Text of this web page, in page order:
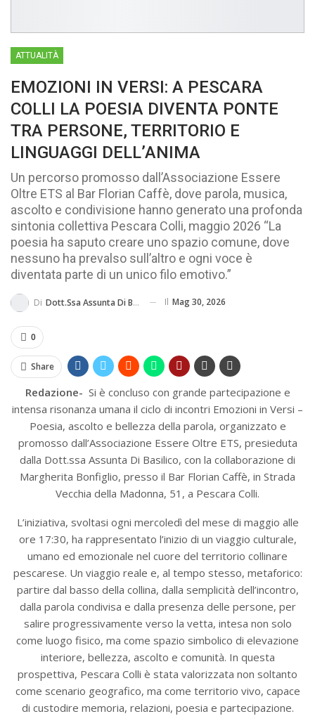
ATTUALITÀ
EMOZIONI IN VERSI: A PESCARA
COLLI LA POESIA DIVENTA PONTE
TRA PERSONE, TERRITORIO E
LINGUAGGI DELL’ANIMA
Un percorso promosso dall’Associazione Essere
Oltre ETS al Bar Florian Caffè, dove parola, musica,
ascolto e condivisione hanno generato una profonda
sintonia collettiva Pescara Colli, maggio 2026 “La
poesia ha saputo creare uno spazio comune, dove
nessuno ha prevalso sull’altro e ogni voce è
diventata parte di un unico filo emotivo.”
Di Dott.ssa Assunta Di Basilico Il Mag 30, 2026
0
Share
Redazione- Si è concluso con grande partecipazione e
intensa risonanza umana il ciclo di incontri Emozioni in Versi –
Poesia, ascolto e bellezza della parola, organizzato e
promosso dall’Associazione Essere Oltre ETS, presieduta
dalla Dott.ssa Assunta Di Basilico, con la collaborazione di
Margherita Bonfiglio, presso il Bar Florian Caffè, in Strada
Vecchia della Madonna, 51, a Pescara Colli.
L’iniziativa, svoltasi ogni mercoledì del mese di maggio alle
ore 17:30, ha rappresentato l’inizio di un viaggio culturale,
umano ed emozionale nel cuore del territorio collinare
pescarese. Un viaggio reale e, al tempo stesso, metaforico:
partire dal basso della collina, dalla semplicità dell’incontro,
dalla parola condivisa e dalla presenza delle persone, per
salire progressivamente verso la vetta, intesa non solo
come luogo fisico, ma come spazio simbolico di elevazione
interiore, bellezza, ascolto e comunità. In questa
prospettiva, Pescara Colli è stata valorizzata non soltanto
come scenario geografico, ma come territorio vivo, capace
di custodire memoria, relazioni, poesia e partecipazione.